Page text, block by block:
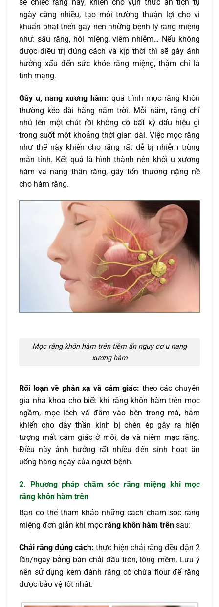
sẽ chiếc răng này, khiến cho vụn thức ăn tích tụ
ngày càng nhiều, tạo môi trường thuận lợi cho vi
khuẩn phát triển gây nên những bệnh lý răng miệng
như: sâu răng, hôi miệng, viêm nhiễm… Nếu không
được điều trị đúng cách và kịp thời thì sẽ gây ảnh
hưởng xấu đến sức khỏe răng miệng, thậm chí là
tính mạng.
Gây u, nang xương hàm: quá trình mọc răng khôn
thường kéo dài hàng năm trời. Mỗi năm, răng chỉ
nhú lên một chút rồi không có bất kỳ dấu hiệu gì
trong suốt một khoảng thời gian dài. Việc mọc răng
như thế này khiến cho răng rất dễ bị nhiễm trùng
mãn tính. Kết quả là hình thành nên khối u xương
hàm và nang thân răng, gây tổn thương nặng nề
cho hàm răng.
Mọc răng khôn hàm trên tiềm ẩn nguy cơ u nang
xương hàm
Rối loạn về phản xạ và cảm giác: theo các chuyên
gia nha khoa cho biết khi răng khôn hàm trên mọc
ngầm, mọc lệch và đâm vào bên trong má, hàm
khiến cho dây thần kinh bị chèn ép gây ra hiện
tượng mất cảm giác ở môi, da và niêm mạc răng.
Điều này ảnh hưởng rất nhiều đến sinh hoạt ăn
uống hàng ngày của người bệnh.
2. Phương pháp chăm sóc răng miệng khi mọc
răng khôn hàm trên
Bạn có thể tham khảo những cách chăm sóc răng
miệng đơn giản khi mọc răng khôn hàm trên sau:
Chải răng đúng cách: thực hiện chải răng đều đặn 2
lần/ngày bằng bàn chải đầu tròn, lông mềm. Lưu ý
nên sử dụng kem đánh răng có chứa flour để răng
được bảo vệ tốt nhất.